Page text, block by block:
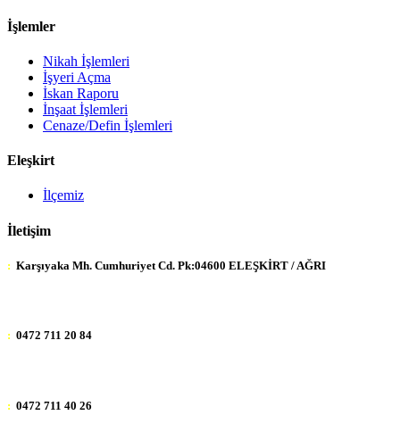
İşlemler
Nikah İşlemleri
İşyeri Açma
İskan Raporu
İnşaat İşlemleri
Cenaze/Defin İşlemleri
Eleşkirt
İlçemiz
İletişim
: Karşıyaka Mh. Cumhuriyet Cd. Pk:04600 ELEŞKİRT / AĞRI
: 0472 711 20 84
: 0472 711 40 26